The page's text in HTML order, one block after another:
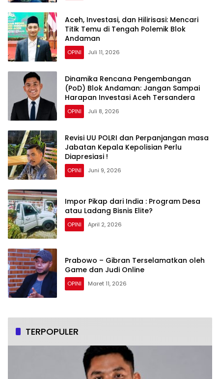
Aceh, Investasi, dan Hilirisasi: Mencari
Titik Temu di Tengah Polemik Blok
Andaman
OPINI Juli 11, 2026
Dinamika Rencana Pengembangan
(PoD) Blok Andaman: Jangan Sampai
Harapan Investasi Aceh Tersandera
OPINI Juli 8, 2026
Revisi UU POLRI dan Perpanjangan masa
Jabatan Kepala Kepolisian Perlu
Diapresiasi !
OPINI Juni 9, 2026
Impor Pikap dari India : Program Desa
atau Ladang Bisnis Elite?
OPINI April 2, 2026
Prabowo – Gibran Terselamatkan oleh
Game dan Judi Online
OPINI Maret 11, 2026
TERPOPULER